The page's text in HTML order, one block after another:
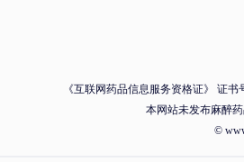
《互联网药品信息服务资格证》 证书
本网站未发布麻醉
©